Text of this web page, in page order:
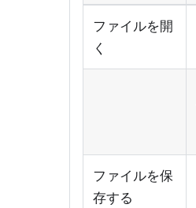
ファイルを開
く
ファイルを保
存する